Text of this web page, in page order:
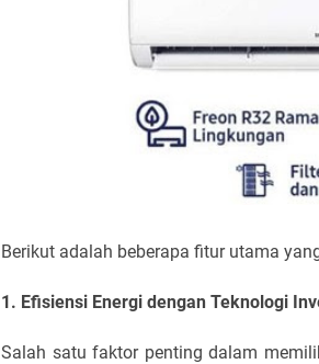
Berikut adalah beberapa fitur utama
1. Efisiensi Energi dengan Teknologi
Salah satu faktor penting dalam